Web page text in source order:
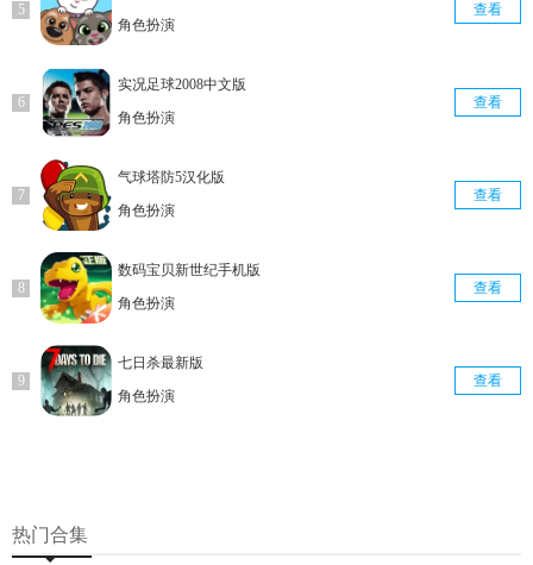
角色扮演
查看
实况足球2008中文版
角色扮演
查看
气球塔防5汉化版
角色扮演
查看
数码宝贝新世纪手机版
角色扮演
查看
七日杀最新版
角色扮演
查看
热门合集